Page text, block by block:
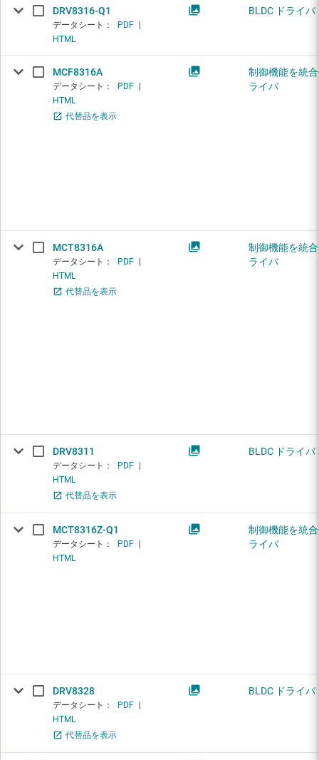
DRV8316-Q1
データシート： PDF
HTML
BLDC ドライバ
MCF8316A
データシート： PDF
HTML
代替品を表示
制御機能を統
ライバ
MCT8316A
データシート： PDF
HTML
代替品を表示
制御機能を統
ライバ
DRV8311
データシート： PDF
HTML
代替品を表示
BLDC ドライバ
MCT8316Z-Q1
データシート： PDF
HTML
制御機能を統
ライバ
DRV8328
データシート： PDF
HTML
代替品を表示
BLDC ドライバ